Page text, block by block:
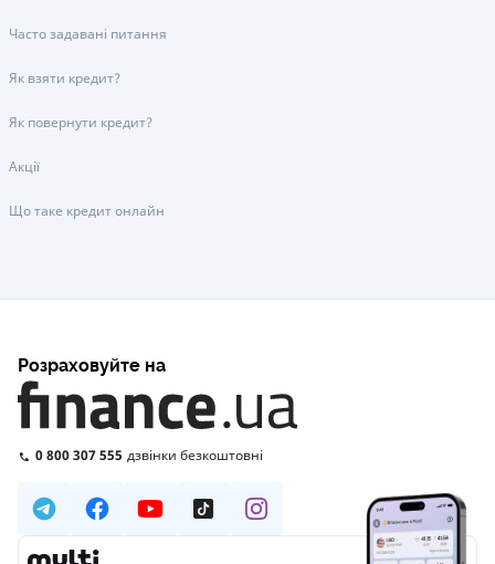
Часто задавані питання
Як взяти кредит?
Як повернути кредит?
Акції
Що таке кредит онлайн
Розраховуйте на
0 800 307 555 дзвінки безкоштовні